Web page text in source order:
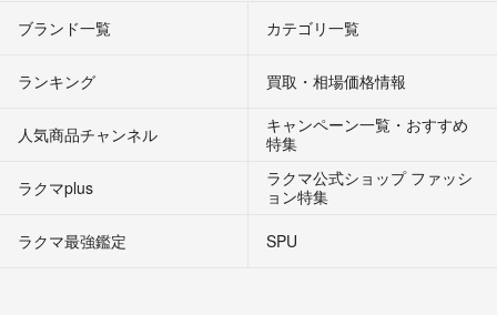
ブランド一覧 カテゴリ一覧
ランキング 買取・相場価格情報
人気商品チャンネル
キャンペーン一覧・おすすめ
特集
ラクマplus
ラクマ公式ショップ ファッシ
ョン特集
ラクマ最強鑑定
SPU